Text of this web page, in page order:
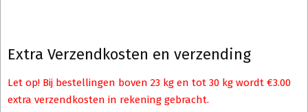
Extra Verzendkosten en verzending
Let op! Bij bestellingen boven 23 kg en tot 30 kg wordt €3.00
extra verzendkosten in rekening gebracht.